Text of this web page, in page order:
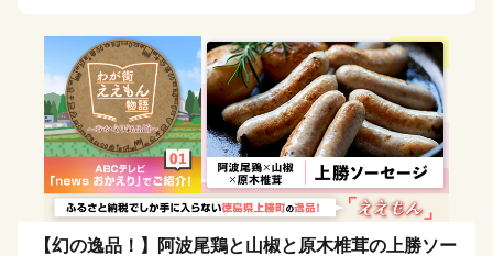
【幻の逸品！】阿波尾鶏と山椒と原木椎茸の上勝ソー